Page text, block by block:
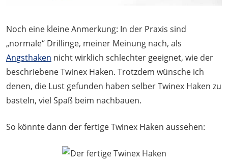
Noch eine kleine Anmerkung: In der Praxis sind
„normale“ Drillinge, meiner Meinung nach, als
Angsthaken nicht wirklich schlechter geeignet, wie der
beschriebene Twinex Haken. Trotzdem wünsche ich
denen, die Lust gefunden haben selber Twinex Haken zu
basteln, viel Spaß beim nachbauen.
So könnte dann der fertige Twinex Haken aussehen: